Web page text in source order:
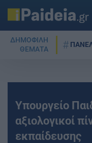
ΔΗΜΟΦΙΛΗ
ΘΕΜΑΤΑ
Υπουργείο
αξιολογικοί
εκπαίδευσης